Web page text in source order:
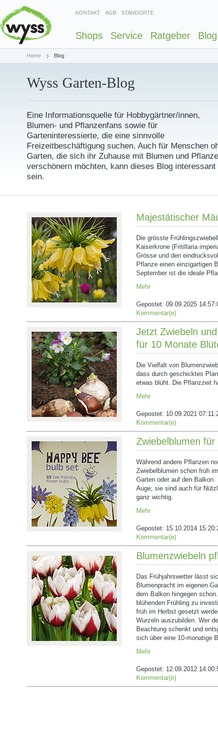
KONTAKT AGB STANDORTE
Shops Service Ratgeber Blog
Home Blog
Wyss Garten-Blog
Eine Informationsquelle für Hobbygärtner/innen,
Blumen- und Pflanzenfans sowie für
Garteninteressierte, die eine sinnvolle
Freizeitbeschäftigung suchen. Auch für Menschen
Garten, die sich ihr Zuhause mit Blumen und
verschönern möchten, kann dieses Blog interessant
sein.
Majestätischer
Die grösste
Kaiserkrone (Fritillaria
Grösse und den
Pflanze einen einzigartigen
September ist die ideale
Mehr
Gepostet: 09.09.2025
Kommentar(e)
Jetzt Zwiebeln
für 10 Monate
Die Vielfalt von
dass durch geschicktes
etwas blüht. Die Pflanzzeit
Mehr
Gepostet: 10.09.2021
Kommentar(e)
Zwiebelblumen für
Während andere Pflanzen
Zwiebelblumen schon früh
Garten oder auf den
Auge; sie sind auch für
ganz wichtig.
Mehr
Gepostet: 15.10.2014
Kommentar(e)
Blumenzwiebeln
Das Frühjahrswetter lässt
Blumenpracht im eigenen
dem Balkon hingegen
blühenden Frühling zu
früh im Herbst gesetzt
Wurzeln auszubilden. Wer
Beachtung schenkt und
sich über eine 10-monatige
Mehr
Gepostet: 12.09.2012
Kommentar(e)